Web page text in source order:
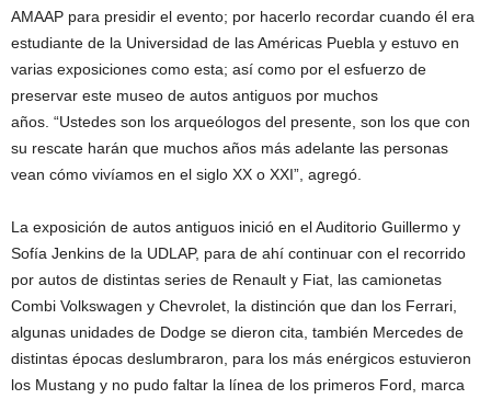
AMAAP para presidir el evento; por hacerlo recordar cuando él era
estudiante de la Universidad de las Américas Puebla y estuvo en
varias exposiciones como esta; así como por el esfuerzo de
preservar este museo de autos antiguos por muchos
años. “Ustedes son los arqueólogos del presente, son los que con
su rescate harán que muchos años más adelante las personas
vean cómo vivíamos en el siglo XX o XXI”, agregó.
La exposición de autos antiguos inició en el Auditorio Guillermo y
Sofía Jenkins de la UDLAP, para de ahí continuar con el recorrido
por autos de distintas series de Renault y Fiat, las camionetas
Combi Volkswagen y Chevrolet, la distinción que dan los Ferrari,
algunas unidades de Dodge se dieron cita, también Mercedes de
distintas épocas deslumbraron, para los más enérgicos estuvieron
los Mustang y no pudo faltar la línea de los primeros Ford, marca